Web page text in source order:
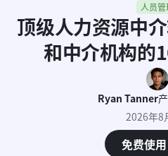
人员管
顶级人力资源中
和中介机构的
Ryan Tanner
2026年8
免费使